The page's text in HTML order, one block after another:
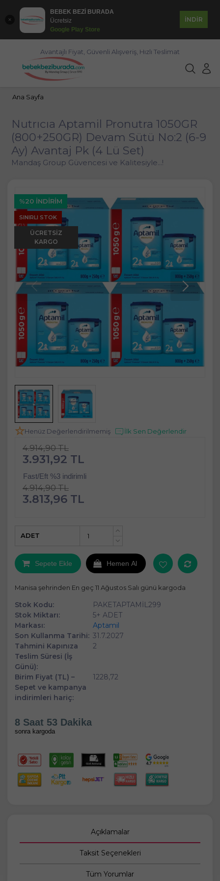
BEBEK BEZİ BURADA
Ücretsiz
Google Play Store
İNDİR
Avantajlı Fiyat, Güvenli Alışveriş, Hızlı Teslimat
Ana Sayfa
Nutrıcıa Aptamil Pronutra 1050GR
(800+250GR) Devam Sütü No:2 (6-9
Ay) Avantaj Pk (4 Lü Set)
Mandaş Group Güvencesi ve Kalitesiyle...!
%20 İNDIRIM
SINIRLI STOK
ÜCRETSIZ
KARGO
Henüz Değerlendirilmemiş İlk Sen Değerlendir
4.914,90 TL
3.931,92 TL
Fast/Eft %3 indirimli
4.914,90 TL
3.813,96 TL
+
ADET
Sepete Ekle Hemen Al
Manisa şehrinden En geç 11 Ağustos Salı günü kargoda
Stok Kodu:
PAKETAPTAMİL299
Stok Miktarı:
5+ ADET
Markası:
Aptamil
Son Kullanma Tarihi: 31.7.2027
Tahmini Kapınıza
Teslim Süresi (İş
Günü):
2
Birim Fiyat (TL) –
Sepet ve kampanya
indirimleri hariç:
1228,72
8 Saat 53 Dakika
sonra kargoda
Açıklamalar
Taksit Seçenekleri
Tüm Yorumlar